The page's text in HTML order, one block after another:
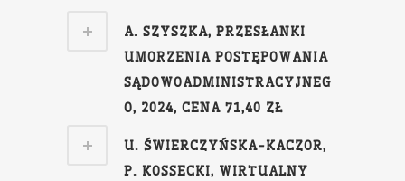
A. SZYSZKA, PRZESŁANKI
UMORZENIA POSTĘPOWANIA
SĄDOWOADMINISTRACYJNEG
O, 2024, CENA 71,40 ZŁ
U. ŚWIERCZYŃSKA-KACZOR,
P. KOSSECKI, WIRTUALNY